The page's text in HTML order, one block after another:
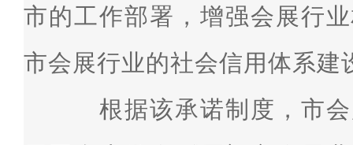
市的工作部署，增强会展行
市会展行业的社会信用体系建
根据该承诺制度，市会